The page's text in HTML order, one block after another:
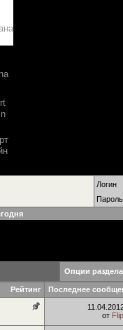
Логин
Пароль
Опции раздела
Рейтинг Последнее
от